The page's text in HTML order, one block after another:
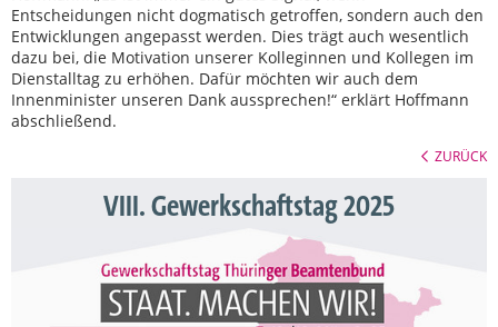
Entscheidungen nicht dogmatisch getroffen, sondern auch den
Entwicklungen angepasst werden. Dies trägt auch wesentlich
dazu bei, die Motivation unserer Kolleginnen und Kollegen im
Dienstalltag zu erhöhen. Dafür möchten wir auch dem
Innenminister unseren Dank aussprechen!“ erklärt Hoffmann
abschließend.
ZURÜCK
VIII. Gewerkschaftstag 2025